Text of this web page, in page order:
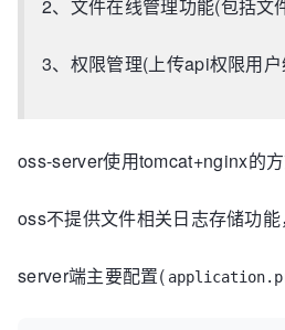
2、文件在线管理功能(包括文
3、权限管理(上传api权限用
oss-server使用tomcat+nginx的
oss不提供文件相关日志存储功
server端主要配置(